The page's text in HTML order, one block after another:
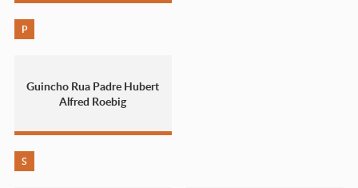
P
Guincho Rua Padre Hubert
Alfred Roebig
S